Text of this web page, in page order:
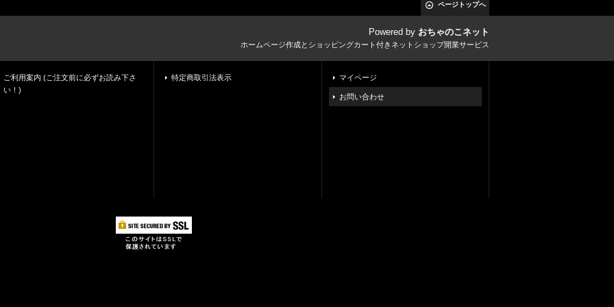
ページトップへ
Powered by おちゃのこネット
ホームページ作成とショッピングカート付きネットショップ開業サービス
ご利用案内 (ご注文前に必ずお読み下さ
い！)
特定商取引法表示 マイページ
お問い合わせ